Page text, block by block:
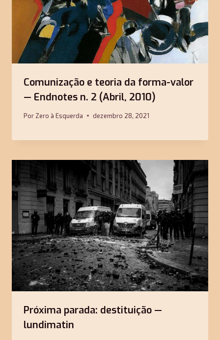
Comunização e teoria da forma-valor
— Endnotes n. 2 (Abril, 2010)
Por Zero à Esquerda dezembro 28, 2021
Próxima parada: destituição —
lundimatin